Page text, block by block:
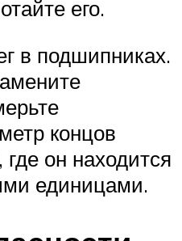
его.
в подшипниках.
концов
он находится
единицами.